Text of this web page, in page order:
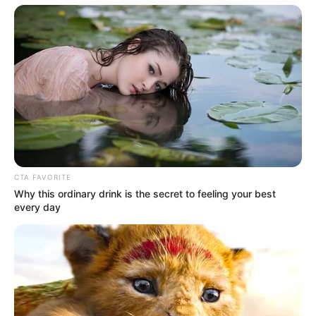
Profesi: Aktris, Model
Hobi: Travelling
Facebook: –
Twitter: –
Threads: –
Instagram:
@dps_diahpermatasari
YouTube:
DPS Diah Permatasari
Tinggi, Berat & Penampilan Fisik
Tinggi: 170 cm
Berat: – kg
Golongan Darah: –
CTA FAVORITE
Why this ordinary drink is the secret to feeling your best
every day